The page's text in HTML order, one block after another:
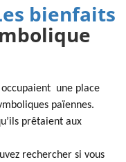
bienfaits
une place
païennes.
prêtaient aux
rechercher si vous